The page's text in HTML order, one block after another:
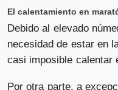
El calentamiento en
Debido al elevado
necesidad de estar en
casi imposible calentar
Por otra parte, a